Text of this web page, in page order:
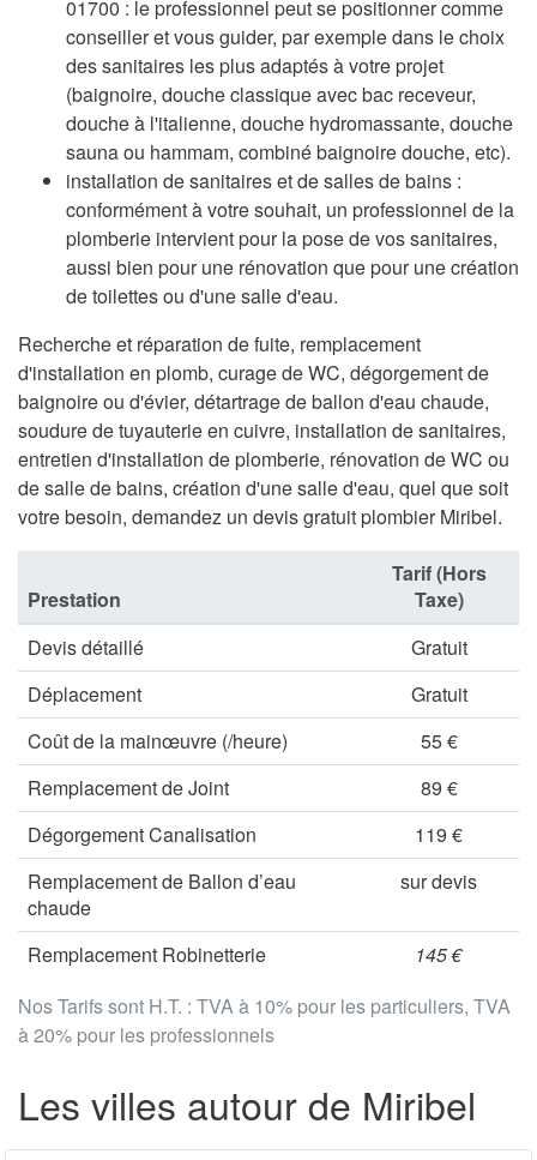
01700 : le professionnel peut se positionner comme
conseiller et vous guider, par exemple dans le choix
des sanitaires les plus adaptés à votre projet
(baignoire, douche classique avec bac receveur,
douche à l'italienne, douche hydromassante, douche
sauna ou hammam, combiné baignoire douche, etc).
installation de sanitaires et de salles de bains :
conformément à votre souhait, un professionnel de la
plomberie intervient pour la pose de vos sanitaires,
aussi bien pour une rénovation que pour une création
de toilettes ou d'une salle d'eau.
Recherche et réparation de fuite, remplacement
d'installation en plomb, curage de WC, dégorgement de
baignoire ou d'évier, détartrage de ballon d'eau chaude,
soudure de tuyauterie en cuivre, installation de sanitaires,
entretien d'installation de plomberie, rénovation de WC ou
de salle de bains, création d'une salle d'eau, quel que soit
votre besoin, demandez un devis gratuit plombier Miribel.
Nos Tarifs sont H.T. : TVA à 10% pour les particuliers, TVA
à 20% pour les professionnels
Prestation
Tarif (Hors
Taxe)
Devis détaillé
Gratuit
Déplacement
Gratuit
Coût de la mainœuvre (/heure)
55 €
Remplacement de Joint
89 €
Dégorgement Canalisation
119 €
Remplacement de Ballon d’eau
chaude
sur devis
Remplacement Robinetterie 145 €
Les villes autour de Miribel